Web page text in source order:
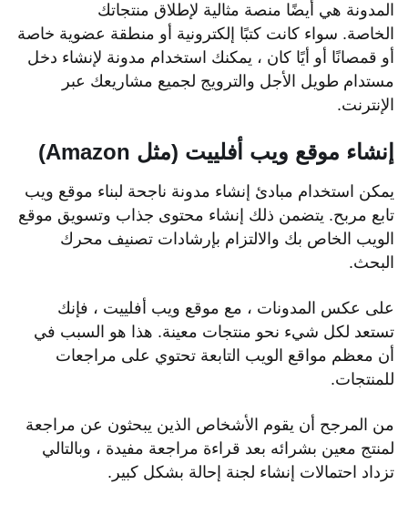
المدونة هي أيضًا منصة مثالية لإطلاق منتجاتك
الخاصة. سواء كانت كتبًا إلكترونية أو منطقة عضوية خاصة
أو قمصانًا أو أيًا كان ، يمكنك استخدام مدونة لإنشاء دخل
مستدام طويل الأجل والترويج لجميع مشاريعك عبر
الإنترنت.
إنشاء موقع ويب أفلييت (مثل Amazon)
يمكن استخدام مبادئ إنشاء مدونة ناجحة لبناء موقع ويب
تابع مربح. يتضمن ذلك إنشاء محتوى جذاب وتسويق موقع
الويب الخاص بك والالتزام بإرشادات تصنيف محرك
البحث.
على عكس المدونات ، مع موقع ويب أفلييت ، فإنك
تستعد لكل شيء نحو منتجات معينة. هذا هو السبب في
أن معظم مواقع الويب التابعة تحتوي على مراجعات
للمنتجات.
من المرجح أن يقوم الأشخاص الذين يبحثون عن مراجعة
لمنتج معين بشرائه بعد قراءة مراجعة مفيدة ، وبالتالي
تزداد احتمالات إنشاء لجنة إحالة بشكل كبير.